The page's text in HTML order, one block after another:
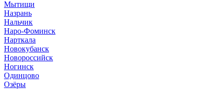
Мытищи
Назрань
Нальчик
Наро-Фоминск
Нарткала
Новокубанск
Новороссийск
Ногинск
Одинцово
Озёры